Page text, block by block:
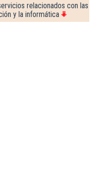
relacionados con las
y la informática